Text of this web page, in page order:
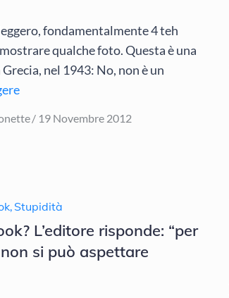
fondamentalmente 4 teh
qualche foto. Questa è una
nel 1943: No, non è un
Posted
19 Novembre 2012
, Stupidità
L’editore risponde: “per
si può aspettare